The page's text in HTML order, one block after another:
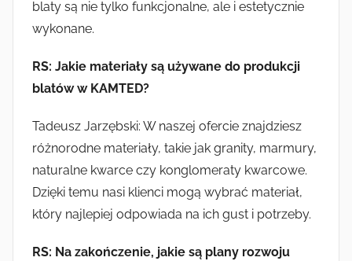
blaty są nie tylko funkcjonalne, ale i estetycznie
wykonane.
RS: Jakie materiały są używane do produkcji
blatów w KAMTED?
Tadeusz Jarzębski: W naszej ofercie znajdziesz
różnorodne materiały, takie jak granity, marmury,
naturalne kwarce czy konglomeraty kwarcowe.
Dzięki temu nasi klienci mogą wybrać materiał,
który najlepiej odpowiada na ich gust i potrzeby.
RS: Na zakończenie, jakie są plany rozwoju